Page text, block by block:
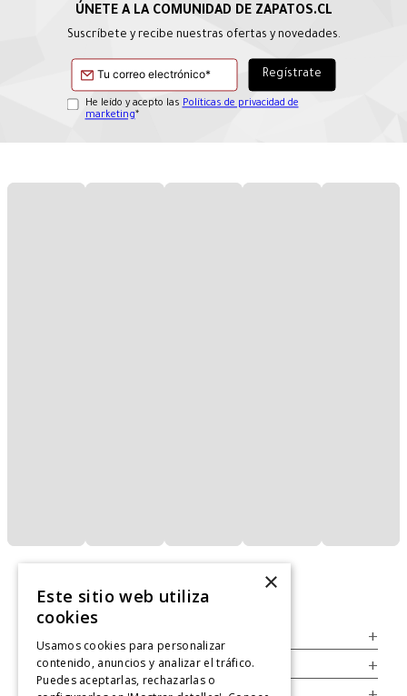
Suscríbete y recibe nuestras ofertas y novedades.
He leído y acepto las Políticas de privacidad de
marketing*
+
Legal +
×
Este sitio web utiliza
cookies
Usamos cookies para personalizar
contenido, anuncios y analizar el tráfico.
Puedes aceptarlas, rechazarlas o